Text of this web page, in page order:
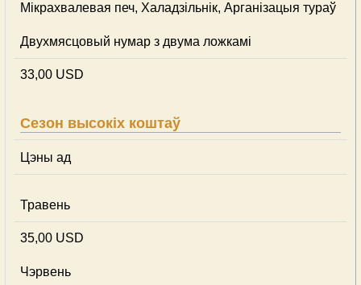
Мікрахвалевая печ, Халадзільнік, Арганізацыя тураў
Двухмясцовый нумар з двума ложкамі
33,00 USD
Сезон высокіх коштаў
Цэны ад
Травень
35,00 USD
Чэрвень